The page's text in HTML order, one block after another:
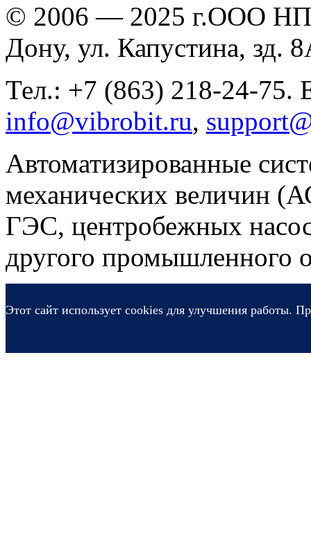
© 2006 — 2025 г.ООО
Дону, ул. Капустина, зд.
Тел.: +7 (863) 218-24-75.
info@vibrobit.ru,
Автоматизированные
механических величин
ГЭС, центробежных
другого промышленного
Этот сайт использует cookies для улучшения работы.